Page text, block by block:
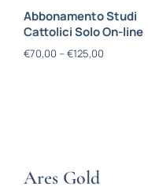
Abbonamento Studi
Cattolici Solo On-line
€70,00 – €125,00
Ares Gold